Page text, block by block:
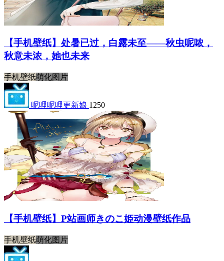
【手机壁纸】处暑已过，白露未至——秋虫呢哝，
秋意未浓，她也未来
手机壁纸萌化图片
呢哩呢哩更新娘 1250
【手机壁纸】P站画师きのこ姫动漫壁纸作品
手机壁纸萌化图片